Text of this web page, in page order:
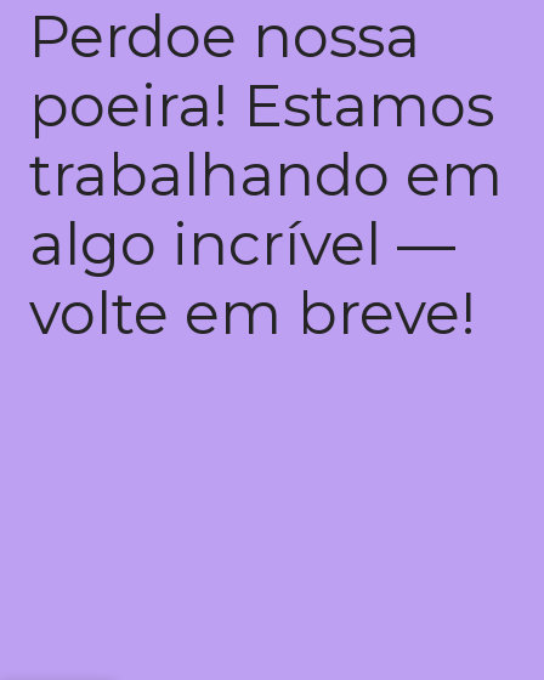
Perdoe nossa
poeira! Estamos
trabalhando em
algo incrível —
volte em breve!